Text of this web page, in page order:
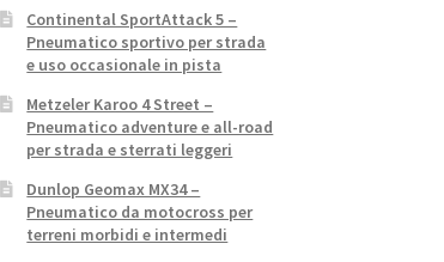
Continental SportAttack 5 –
Pneumatico sportivo per strada
e uso occasionale in pista
Metzeler Karoo 4 Street –
Pneumatico adventure e all-road
per strada e sterrati leggeri
Dunlop Geomax MX34 –
Pneumatico da motocross per
terreni morbidi e intermedi